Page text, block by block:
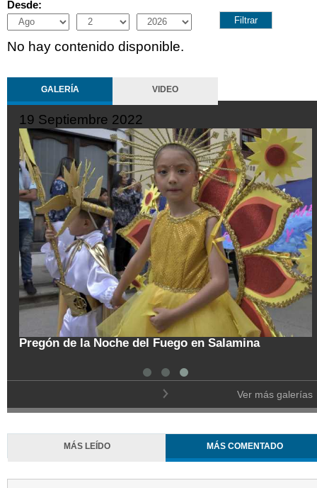
Desde:
Month
Day Year
No hay contenido disponible.
GALERÍA VIDEO
19 Septiembre 2022
Pregón de la Noche del Fuego en Salamina
Ver más galerías
MÁS LEÍDO MÁS COMENTADO